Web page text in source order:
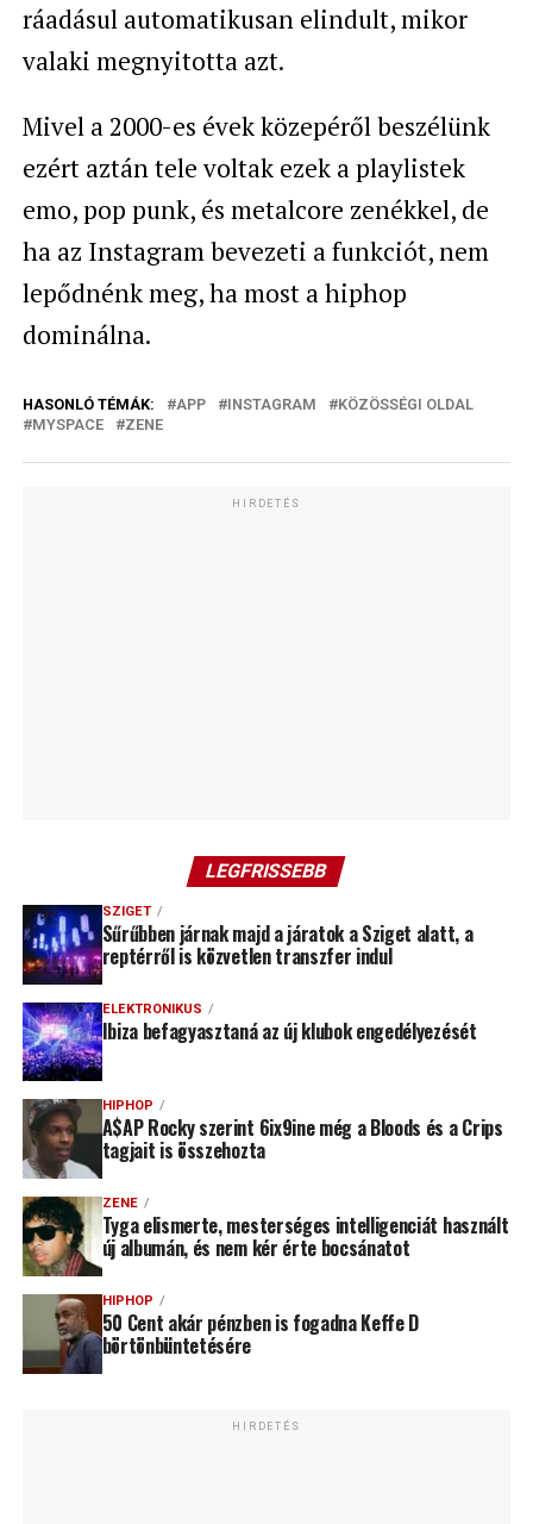
ráadásul automatikusan elindult, mikor
valaki megnyitotta azt.
Mivel a 2000-es évek közepéről beszélünk
ezért aztán tele voltak ezek a playlistek
emo, pop punk, és metalcore zenékkel, de
ha az Instagram bevezeti a funkciót, nem
lepődnénk meg, ha most a hiphop
dominálna.
HASONLÓ TÉMÁK: APP INSTAGRAM
KÖZÖSSÉGI OLDAL
MYSPACE
ZENE
HIRDETÉS
LEGFRISSEBB
SZIGET
Sűrűbben járnak majd a járatok a Sziget alatt, a
reptérről is közvetlen transzfer indul
ELEKTRONIKUS
Ibiza befagyasztaná az új klubok engedélyezését
HIPHOP
A$AP Rocky szerint 6ix9ine még a Bloods és a Crips
tagjait is összehozta
ZENE
Tyga elismerte, mesterséges intelligenciát használt
új albumán, és nem kér érte bocsánatot
HIPHOP
50 Cent akár pénzben is fogadna Keffe D
börtönbüntetésére
HIRDETÉS